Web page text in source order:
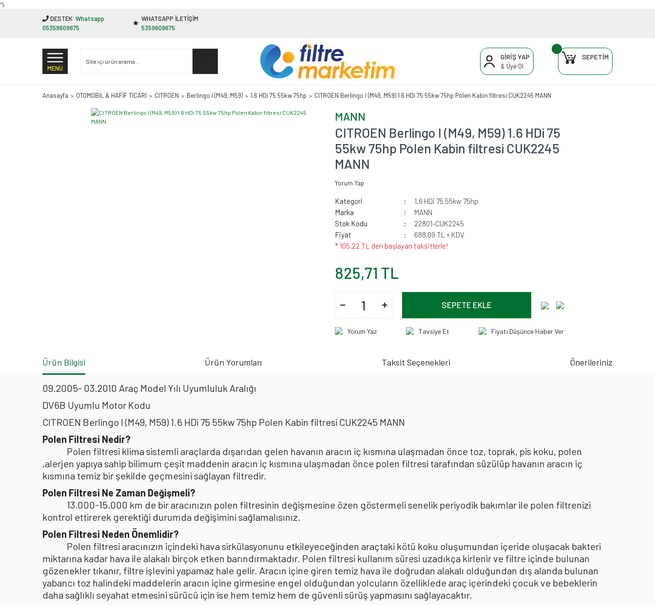
"');
DESTEK Whatsapp
05359609675
WHATSAPP İLETİŞİM
5359609675
MENÜ
GİRİŞ YAP
& Üye Ol
SEPETİM
Anasayfa OTOMOBİL & HAFİF TİCARİ CITROEN Berlingo I (M49, M59) 1.6 HDi 75 55kw 75hp CITROEN Berlingo I (M49, M59) 1.6 HDi 75 55kw 75hp Polen Kabin filtresi CUK2245 MANN
MANN
CITROEN Berlingo I (M49, M59) 1.6 HDi 75
55kw 75hp Polen Kabin filtresi CUK2245
MANN
Yorum Yap
Kategori
1.6 HDi 75 55kw 75hp
Marka
MANN
Stok Kodu
22801-CUK2245
Fiyat
688,09 TL + KDV
* 105,22 TL den başlayan taksitlerle!
825,71 TL
SEPETE EKLE
Yorum Yaz Tavsiye Et Fiyatı Düşünce Haber Ver
Ürün Bilgisi Ürün Yorumları Taksit Seçenekleri Önerileriniz
09.2005- 03.2010 Araç Model Yılı Uyumluluk Aralığı
DV6B Uyumlu Motor Kodu
CITROEN Berlingo I (M49, M59) 1.6 HDi 75 55kw 75hp Polen Kabin filtresi CUK2245 MANN
Polen Filtresi Nedir?
Polen filtresi klima sistemli araçlarda dışarıdan gelen havanın aracın iç kısmına ulaşmadan önce toz, toprak, pis koku, polen
,alerjen yapıya sahip bilimum çeşit maddenin aracın iç kısmına ulaşmadan önce polen filtresi tarafından süzülüp havanın aracın iç
kısmına temiz bir şekilde geçmesini sağlayan filtredir.
Polen Filtresi Ne Zaman Değişmeli?
13.000-15.000 km de bir aracınızın polen filtresinin değişmesine özen göstermeli senelik periyodik bakımlar ile polen filtrenizi
kontrol ettirerek gerektiği durumda değişimini sağlamalısınız.
Polen Filtresi Neden Önemlidir?
Polen filtresi aracınızın içindeki hava sirkülasyonunu etkileyeceğinden araçtaki kötü koku oluşumundan içeride oluşacak bakteri
miktarına kadar hava ile alakalı birçok etken barındırmaktadır. Polen filtresi kullanım süresi uzadıkça kirlenir ve filtre içinde bulunan
gözenekler tıkanır, filtre işlevini yapamaz hale gelir. Aracın içine giren temiz hava ile doğrudan alakalı olduğundan dış alanda bulunan
yabancı toz halindeki maddelerin aracın içine girmesine engel olduğundan yolcuların özelliklede araç içerindeki çocuk ve bebeklerin
daha sağlıklı seyahat etmesini sürücü için ise hem temiz hem de güvenli sürüş yapmasını sağlayacaktır.